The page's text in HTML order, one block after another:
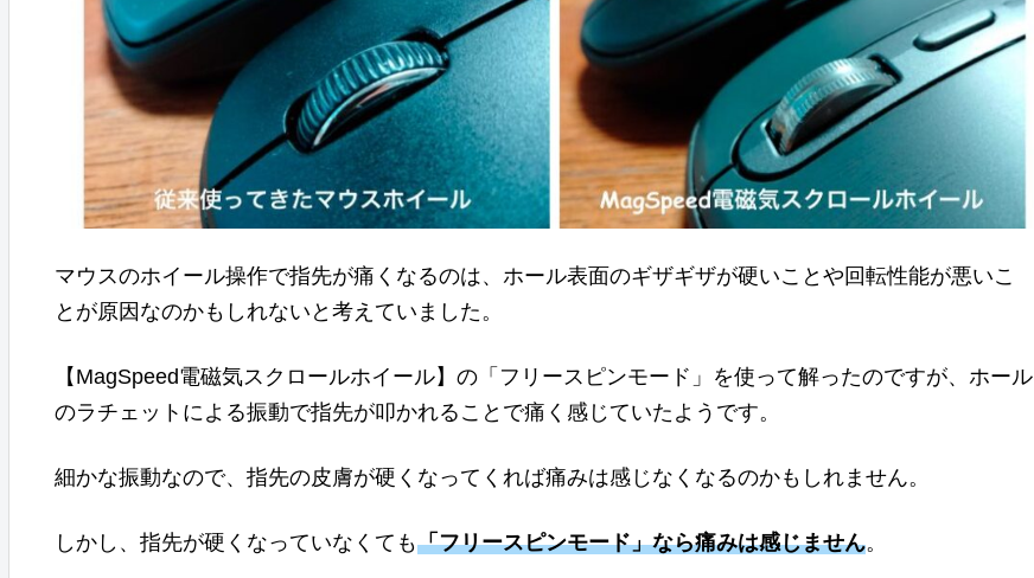
マウスのホイール操作で指先が痛くなるのは、ホール表面のギザギザが硬いことや回転性能が悪いこ
とが原因なのかもしれないと考えていました。
【MagSpeed電磁気スクロールホイール】の「フリースピンモード」を使って解ったのですが、ホール
のラチェットによる振動で指先が叩かれることで痛く感じていたようです。
細かな振動なので、指先の皮膚が硬くなってくれば痛みは感じなくなるのかもしれません。
しかし、指先が硬くなっていなくても「フリースピンモード」なら痛みは感じません。